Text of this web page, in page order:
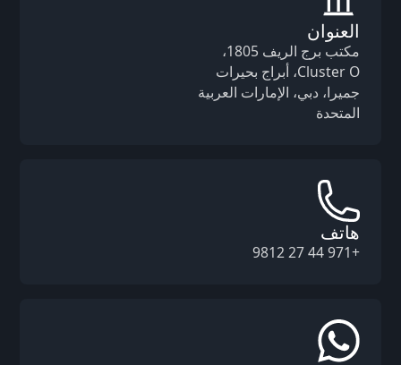
العنوان
مكتب برج الريف 1805،
Cluster O، أبراج بحيرات
جميرا، دبي، الإمارات العربية
المتحدة
هاتف
+971 44 27 9812